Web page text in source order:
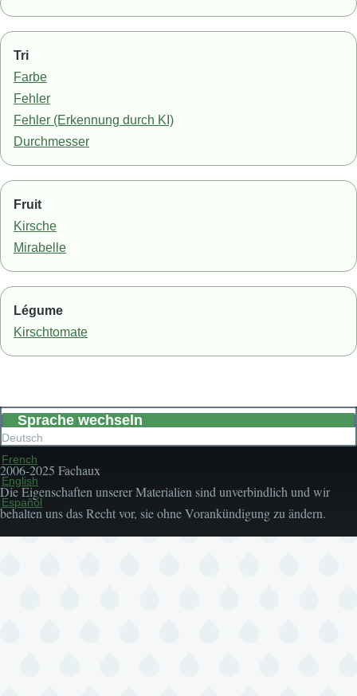
Tri
Farbe
Fehler
Fehler (Erkennung durch KI)
Durchmesser
Fruit
Kirsche
Mirabelle
Légume
Kirschtomate
Sprache wechseln
Deutsch
French
English
Español
2006-2025 Fachaux
Die Eigenschaften unserer Materialien sind unverbindlich und wir
behalten uns das Recht vor, sie ohne Vorankündigung zu ändern.